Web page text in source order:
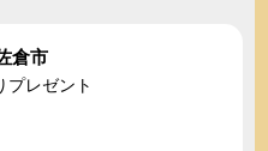
倉市
プレゼント